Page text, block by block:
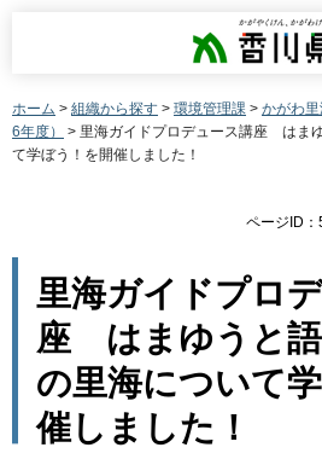
香川県
ホーム > 組織から探す > 環境管理課 > かがわ
6年度）
> 里海ガイドプロデュース講座 はま
て学ぼう！を開催しました！
ページID
里海ガイドプロ
座 はまゆうと
の里海について
催しました！